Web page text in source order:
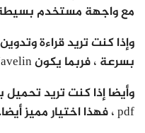
مع واجهة مستخدم
بسرعة ، فربما يكون Javelin هو قارئ PDF المناسب لك.
وأيضا إذا كنت تريد تحميل
pdf ، فهذا اختيار مميز أيضا.